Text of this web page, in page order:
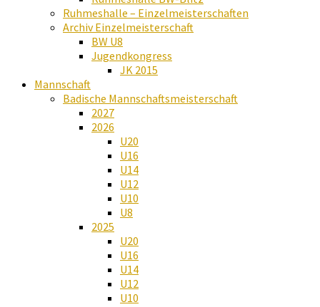
Ruhmeshalle – Einzelmeisterschaften
Archiv Einzelmeisterschaft
BW U8
Jugendkongress
JK 2015
Mannschaft
Badische Mannschaftsmeisterschaft
2027
2026
U20
U16
U14
U12
U10
U8
2025
U20
U16
U14
U12
U10